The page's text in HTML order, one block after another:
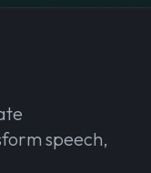
speech,